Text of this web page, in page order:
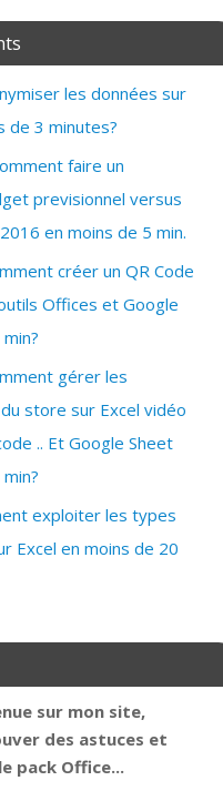
les données sur
de 3 minutes?
faire un
previsionnel versus
en moins de 5 min.
créer un QR Code
Offices et Google
gérer les
store sur Excel vidéo
.. Et Google Sheet
exploiter les types
Excel en moins de 20
sur mon site,
des astuces et
pack Office...